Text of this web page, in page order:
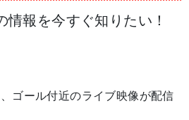
報を今すぐ知りたい！
ゴール付近のライブ映像が配信